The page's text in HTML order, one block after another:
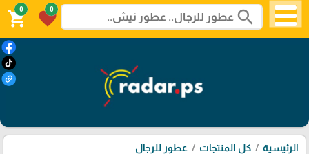
search
0
favorite
0
shopping_cart
الرئيسية كل المنتجات عطور للرجال